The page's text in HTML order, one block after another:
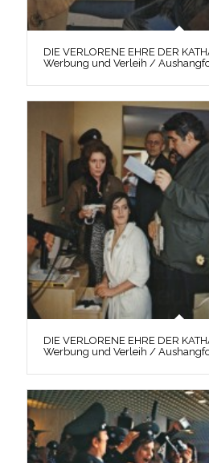
DIE VERLORENE EHRE DER
Werbung und Verleih /
DIE VERLORENE EHRE DER
Werbung und Verleih /